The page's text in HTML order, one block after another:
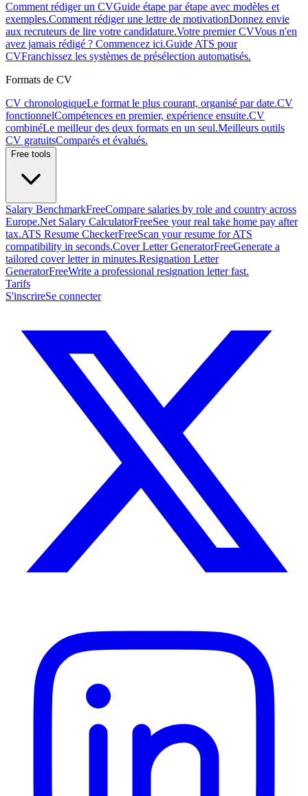
Comment rédiger un CVGuide étape par étape avec modèles et
exemples.Comment rédiger une lettre de motivationDonnez envie
aux recruteurs de lire votre candidature.Votre premier CVVous n'en
avez jamais rédigé ? Commencez ici.Guide ATS pour
CVFranchissez les systèmes de présélection automatisés.
Formats de CV
CV chronologiqueLe format le plus courant, organisé par date.CV
fonctionnelCompétences en premier, expérience ensuite.CV
combinéLe meilleur des deux formats en un seul.Meilleurs outils
CV gratuitsComparés et évalués.
Free tools
Salary BenchmarkFreeCompare salaries by role and country across
Europe.Net Salary CalculatorFreeSee your real take home pay after
tax.ATS Resume CheckerFreeScan your resume for ATS
compatibility in seconds.Cover Letter GeneratorFreeGenerate a
tailored cover letter in minutes.Resignation Letter
GeneratorFreeWrite a professional resignation letter fast.
Tarifs
S'inscrireSe connecter